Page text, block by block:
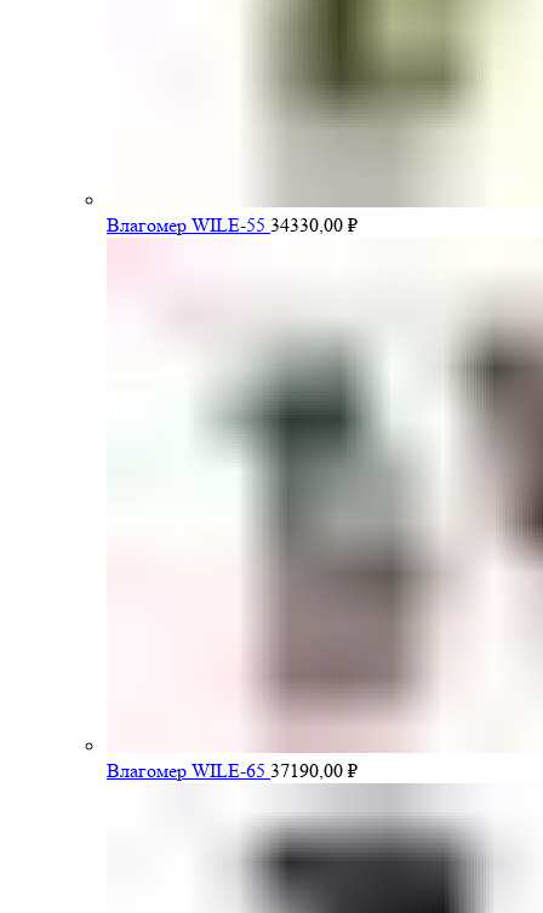
Влагомер WILE-55 34330,00 ₽
Влагомер WILE-65 37190,00 ₽